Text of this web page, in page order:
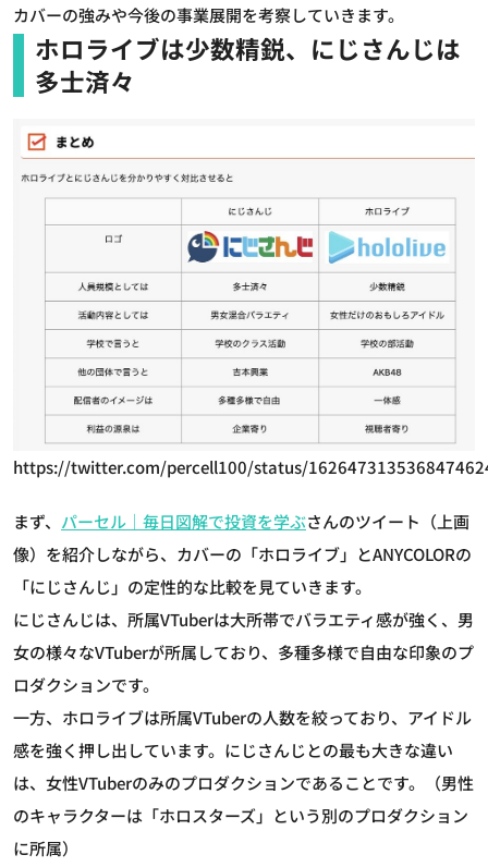
カバーの強みや今後の事業展開を考察していきます。
ホロライブは少数精鋭、にじさんじは
多士済々
https://twitter.com/percell100/status/
まず、 パーセル｜毎日図解で投資を学ぶさんのツイート（上画
像）を紹介しながら、カバーの「ホロライブ」とANYCOLORの
「にじさんじ」の定性的な比較を見ていきます。
にじさんじは、所属VTuberは大所帯でバラエティ感が強く、男
女の様々なVTuberが所属しており、多種多様で自由な印象のプ
ロダクションです。
一方、ホロライブは所属VTuberの人数を絞っており、アイドル
感を強く押し出しています。にじさんじとの最も大きな違い
は、女性VTuberのみのプロダクションであることです。（男性
のキャラクターは「ホロスターズ」という別のプロダクション
に所属）